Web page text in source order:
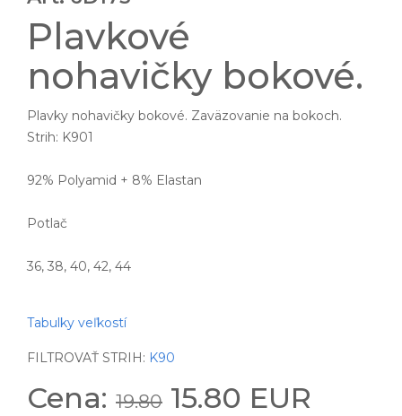
Plavkové
nohavičky bokové.
Plavky nohavičky bokové. Zaväzovanie na bokoch.
Strih: K901
92% Polyamid + 8% Elastan
Potlač
36, 38, 40, 42, 44
Tabulky veľkostí
FILTROVAŤ STRIH: K90
Cena: 19.80 15.80 EUR